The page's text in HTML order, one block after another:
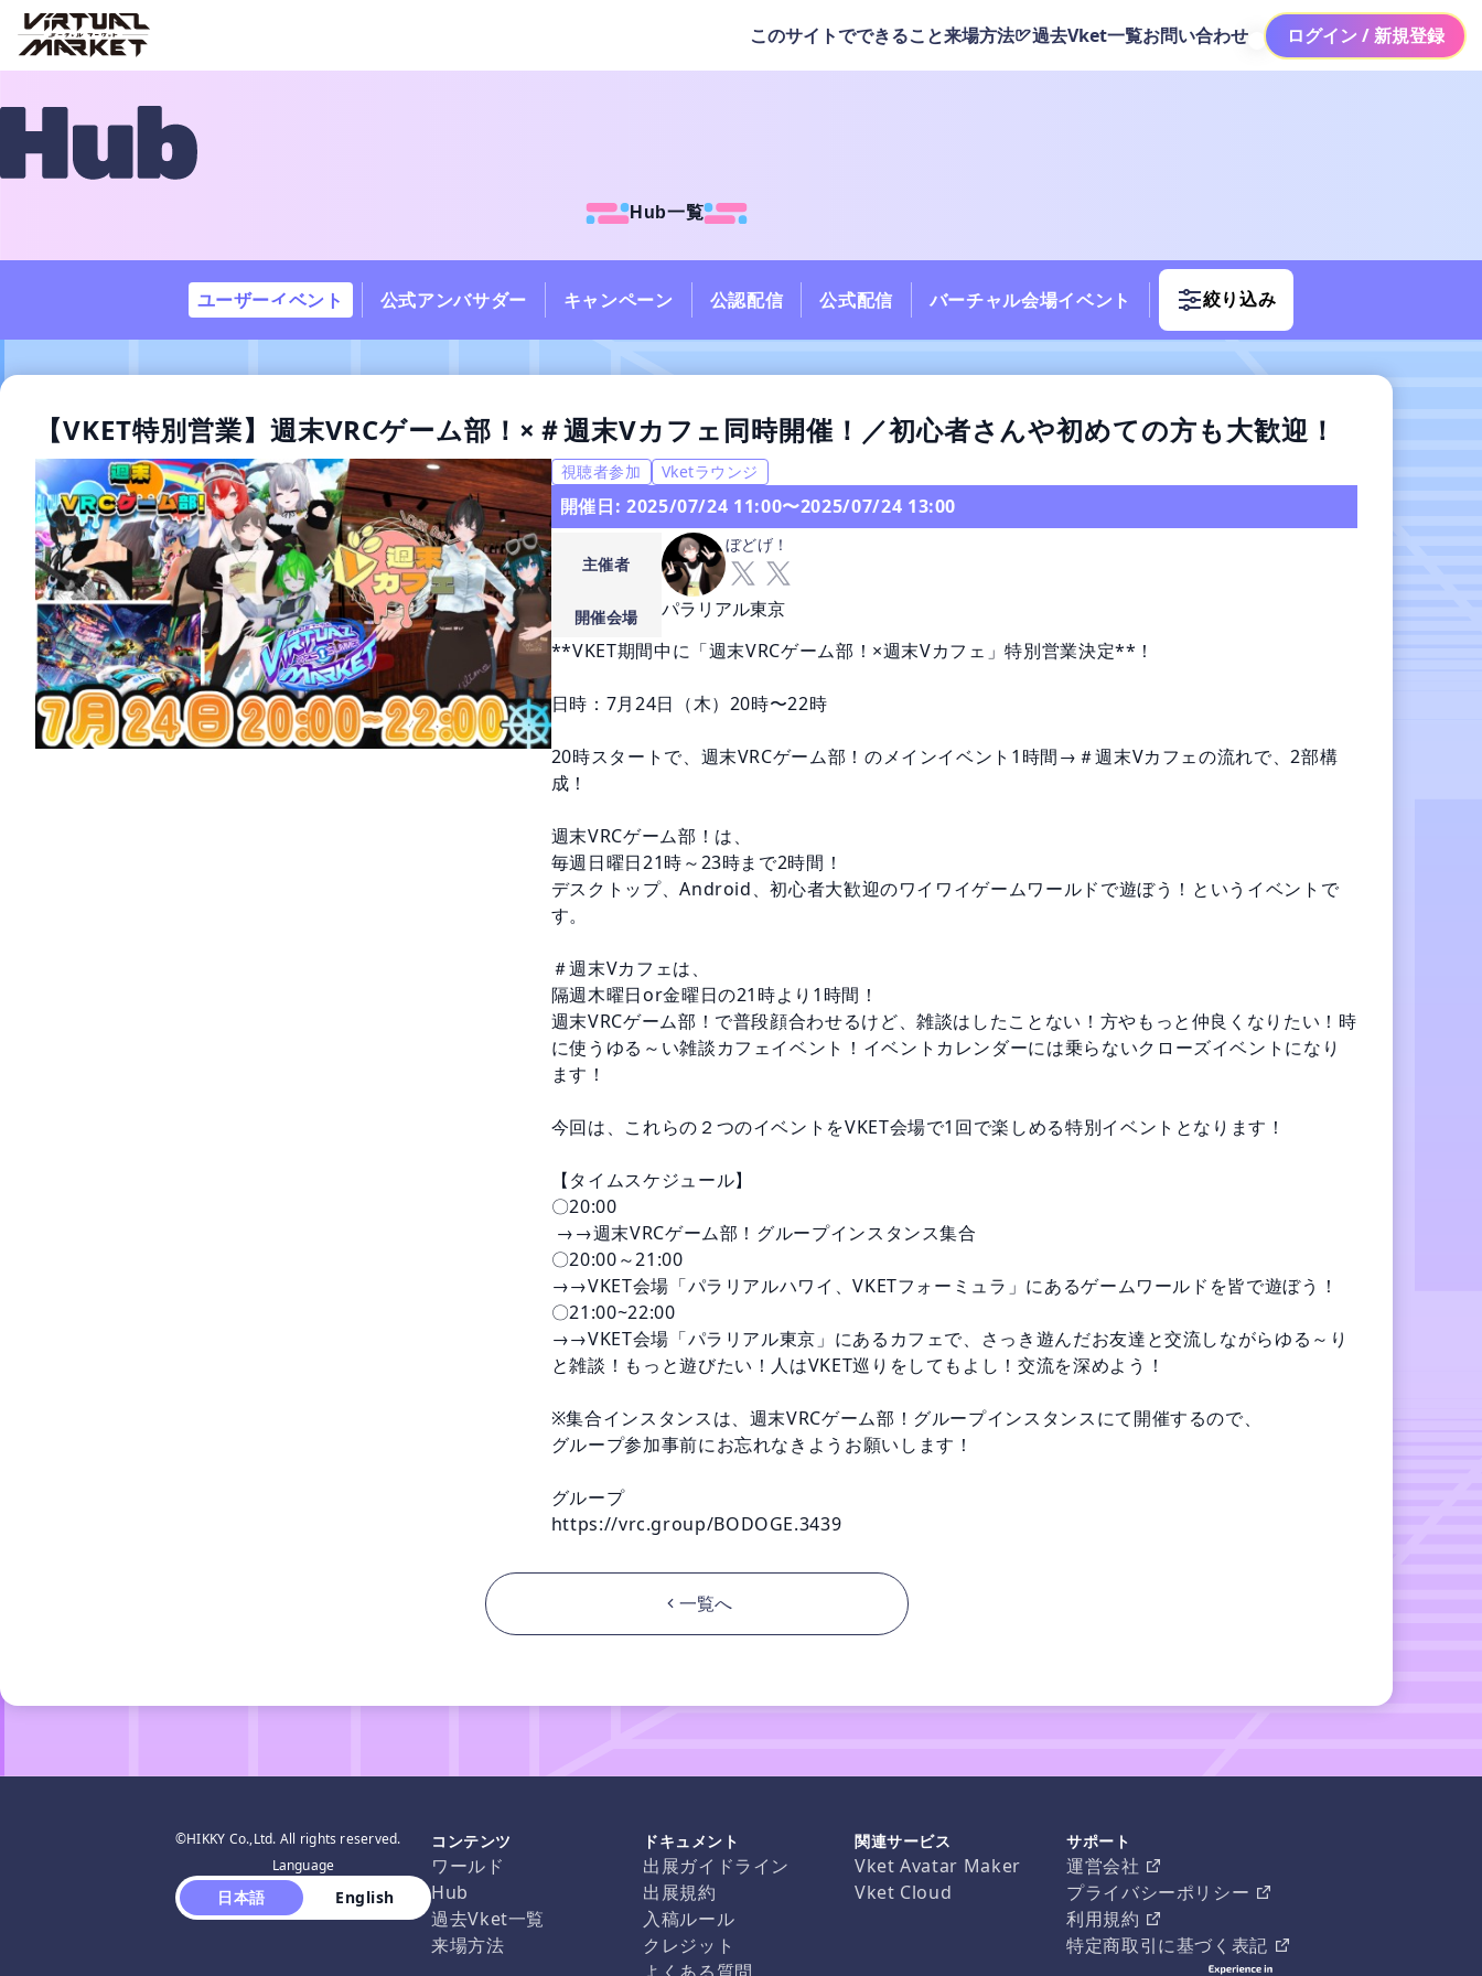
このサイトでできること来場方法 過去Vket一覧お問い合わせ ログイン / 新規登録
Hub一覧
ユーザーイベント 公式アンバサダー キャンペーン 公認配信 公式配信 バーチャル会場イベント 絞り込み
【VKET特別営業】週末VRCゲーム部！×＃週末Vカフェ同時開催！／初心者さんや初めての方も大歓迎！
視聴者参加 Vketラウンジ
開催日: 2025/07/24 11:00〜2025/07/24 13:00
主催者
ぼどげ！
開催会場
パラリアル東京
**VKET期間中に「週末VRCゲーム部！×週末Vカフェ」特別営業決定**！
日時：7月24日（木）20時〜22時
20時スタートで、週末VRCゲーム部！のメインイベント1時間→＃週末Vカフェの流れで、2部構
成！
週末VRCゲーム部！は、
毎週日曜日21時～23時まで2時間！
デスクトップ、Android、初心者大歓迎のワイワイゲームワールドで遊ぼう！というイベントで
す。
＃週末Vカフェは、
隔週木曜日or金曜日の21時より1時間！
週末VRCゲーム部！で普段顔合わせるけど、雑談はしたことない！方やもっと仲良くなりたい！時
に使うゆる～い雑談カフェイベント！イベントカレンダーには乗らないクローズイベントになり
ます！
今回は、これらの２つのイベントをVKET会場で1回で楽しめる特別イベントとなります！
【タイムスケジュール】
〇20:00
〇20:00～21:00
→→VKET会場「パラリアルハワイ、VKETフォーミュラ」にあるゲームワールドを皆で遊ぼう！
〇21:00~22:00
→→VKET会場「パラリアル東京」にあるカフェで、さっき遊んだお友達と交流しながらゆる～り
と雑談！もっと遊びたい！人はVKET巡りをしてもよし！交流を深めよう！
※集合インスタンスは、週末VRCゲーム部！グループインスタンスにて開催するので、
グループ参加事前にお忘れなきようお願いします！
グループ
https://vrc.group/BODOGE.3439
一覧へ
©HIKKY Co.,Ltd. All rights reserved.
Language
日本語 English
コンテンツ
ワールド
Hub
過去Vket一覧
来場方法
ドキュメント
出展ガイドライン
出展規約
入稿ルール
クレジット
関連サービス
Vket Avatar Maker
Vket Cloud
サポート
運営会社
プライバシーポリシー
利用規約
特定商取引に基づく表記